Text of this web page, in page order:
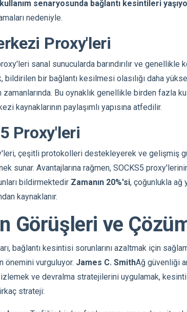
senaryosunda bağlantı kesintileri
nedeniyle.
Proxy'leri
sanal sunucularda barındırılır ve genellikle
bildirilen bir bağlantı kesilmesi olasılığı daha
zamanlarında. Bu oynaklık genellikle birden fazla
kaynaklarının paylaşımlı yapısına atfedilir.
Proxy'leri
çeşitli protokolleri destekleyerek ve gelişmiş
sunar. Avantajlarına rağmen, SOCKS5
bildirmektedir Zamanın 20%'si, çoğunlukla ağ
kaynaklanır.
Görüşleri ve
bağlantı kesintisi sorunlarını azaltmak için
önemini vurguluyor. James C. SmithAğ güvenliği
ve devralma stratejilerini uygulamak,
strateji: